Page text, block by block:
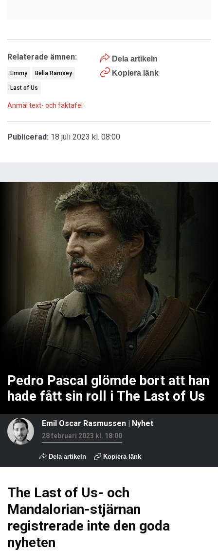
Dela artikeln
Kopiera länk
Relaterade ämnen:
Emmy Bella Ramsey
Last of Us
Anmäl text- och faktafel
Publicerad: 18 juli 2023 kl. 08:00
Pedro Pascal glömde bort att han
hade fått sin roll i The Last of Us
Emil Oscar Rasmussen | Nyhet
28 februari 2023 kl. 18:00
Dela artikeln Kopiera länk
The Last of Us- och
Mandalorian-stjärnan
registrerade inte den goda
nyheten